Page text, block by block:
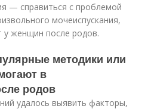
— справиться с проблемой
мочеиспускания,
у женщин после родов.
методики или
в
родов
удалось выявить факторы,